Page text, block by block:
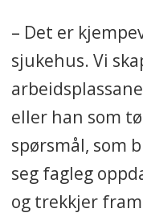
– Det er
sjukehus. Vi
eller han som
spørsmål, som
seg fagleg
og trekkjer